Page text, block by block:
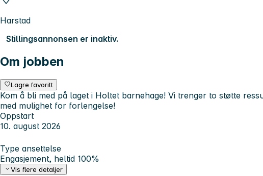
Harstad
Stillingsannonsen er inaktiv.
Om jobben
Lagre favoritt
Kom å bli med på laget i Holtet barnehage! Vi trenger to støtte
med mulighet for forlengelse!
Oppstart
10. august 2026
Type ansettelse
Engasjement, heltid 100%
Vis flere detaljer